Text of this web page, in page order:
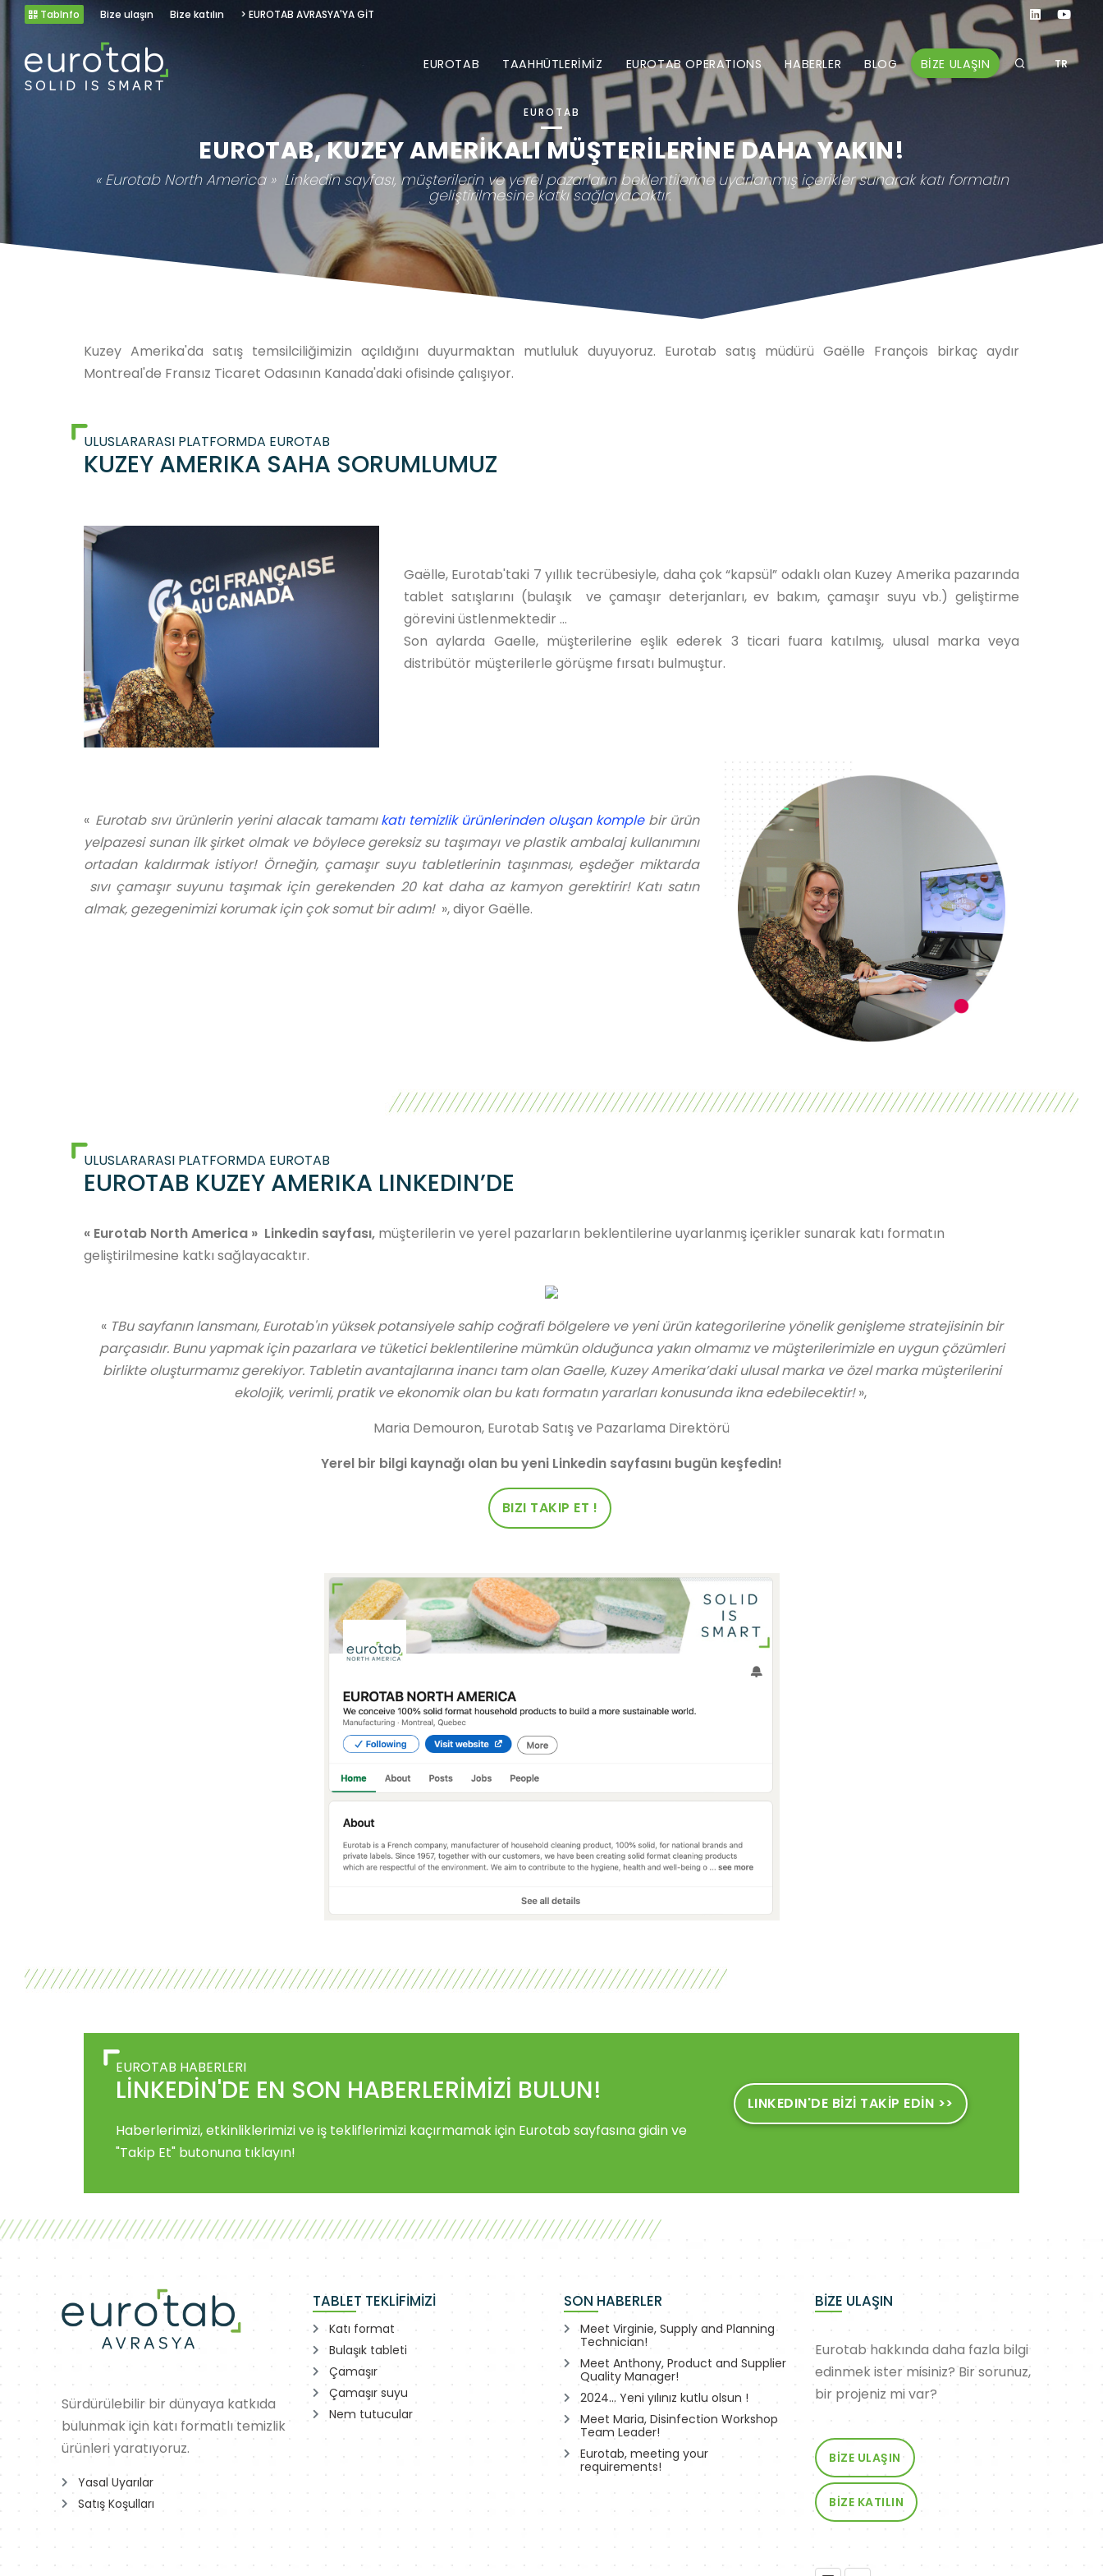
TabInfo Bize ulaşın Bize katılın > EUROTAB AVRASYA'YA GİT
EUROTAB TAAHHÜTLERİMİZ EUROTAB OPERATIONS HABERLER BLOG BİZE ULAŞIN TR
EUROTAB
EUROTAB, KUZEY AMERİKALI MÜŞTERİLERİNE DAHA YAKIN!
« Eurotab North America » Linkedin sayfası, müşterilerin ve yerel pazarların beklentilerine uyarlanmış içerikler sunarak katı formatın
geliştirilmesine katkı sağlayacaktır.
Kuzey Amerika'da satış temsilciliğimizin açıldığını duyurmaktan mutluluk duyuyoruz. Eurotab satış müdürü Gaëlle François birkaç aydır
Montreal'de Fransız Ticaret Odasının Kanada'daki ofisinde çalışıyor.
ULUSLARARASI PLATFORMDA EUROTAB
KUZEY AMERIKA SAHA SORUMLUMUZ
Gaëlle, Eurotab'taki 7 yıllık tecrübesiyle, daha çok “kapsül” odaklı olan Kuzey Amerika pazarında
tablet satışlarını (bulaşık ve çamaşır deterjanları, ev bakım, çamaşır suyu vb.) geliştirme
görevini üstlenmektedir …
Son aylarda Gaelle, müşterilerine eşlik ederek 3 ticari fuara katılmış, ulusal marka veya
distribütör müşterilerle görüşme fırsatı bulmuştur.
« Eurotab sıvı ürünlerin yerini alacak tamamıkatı temizlik ürünlerinden oluşan komplebir ürün
yelpazesi sunan ilk şirket olmak ve böylece gereksiz su taşımayı ve plastik ambalaj kullanımını
ortadan kaldırmak istiyor! Örneğin, çamaşır suyu tabletlerinin taşınması, eşdeğer miktarda
sıvı çamaşır suyunu taşımak için gerekenden 20 kat daha az kamyon gerektirir! Katı satın
almak, gezegenimizi korumak için çok somut bir adım! », diyor Gaëlle.
ULUSLARARASI PLATFORMDA EUROTAB
EUROTAB KUZEY AMERIKA LINKEDIN’DE
« Eurotab North America » Linkedin sayfası, müşterilerin ve yerel pazarların beklentilerine uyarlanmış içerikler sunarak katı formatın
geliştirilmesine katkı sağlayacaktır.
« TBu sayfanın lansmanı, Eurotab'ın yüksek potansiyele sahip coğrafi bölgelere ve yeni ürün kategorilerine yönelik genişleme stratejisinin bir
parçasıdır. Bunu yapmak için pazarlara ve tüketici beklentilerine mümkün olduğunca yakın olmamız ve müşterilerimizle en uygun çözümleri
birlikte oluşturmamız gerekiyor. Tabletin avantajlarına inancı tam olan Gaelle, Kuzey Amerika’daki ulusal marka ve özel marka müşterilerini
ekolojik, verimli, pratik ve ekonomik olan bu katı formatın yararları konusunda ikna edebilecektir!»,
Maria Demouron, Eurotab Satış ve Pazarlama Direktörü
Yerel bir bilgi kaynağı olan bu yeni Linkedin sayfasını bugün keşfedin!
BIZI TAKIP ET !
EUROTAB HABERLERI
LİNKEDİN'DE EN SON HABERLERİMİZİ BULUN!
Haberlerimizi, etkinliklerimizi ve iş tekliflerimizi kaçırmamak için Eurotab sayfasına gidin ve
"Takip Et" butonuna tıklayın!
LINKEDIN'DE BİZİ TAKİP EDİN >>
Sürdürülebilir bir dünyaya katkıda
bulunmak için katı formatlı temizlik
ürünleri yaratıyoruz.
Yasal Uyarılar
Satış Koşulları
TABLET TEKLİFİMİZİ
Katı format
Bulaşık tableti
Çamaşır
Çamaşır suyu
Nem tutucular
SON HABERLER
Meet Virginie, Supply and Planning
Technician!
Meet Anthony, Product and Supplier
Quality Manager!
2024… Yeni yılınız kutlu olsun !
Meet Maria, Disinfection Workshop
Team Leader!
Eurotab, meeting your
requirements!
BİZE ULAŞIN
Eurotab hakkında daha fazla bilgi
edinmek ister misiniz? Bir sorunuz,
bir projeniz mi var?
BİZE ULAŞIN
BİZE KATILIN
Çevreye saygılı, herkesin hijyenine, sağlığına ve refahına katkıda bulunacak katı formatta temizlik ürünleri üretiyoruz.
Misyonumuz & Sosyal Sorumluluk Sıkıştırılmış tozdan üretilen tablet: geliştirmede gerçek bir sürdürülebilirlik konsantresi